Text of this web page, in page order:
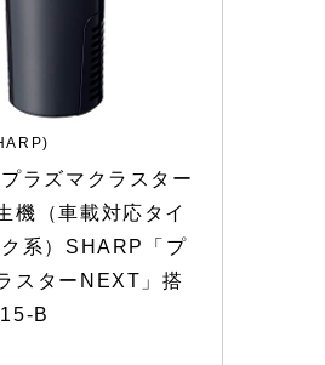
ラズマクラスター
機（車載対応タイ
系）SHARP「プ
スターNEXT」搭
B